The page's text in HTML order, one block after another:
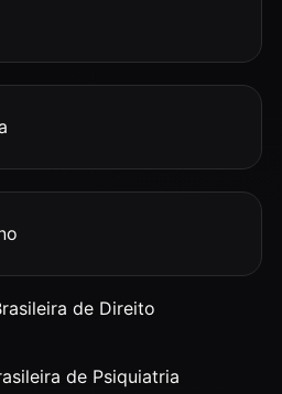
de Direito
de Psiquiatria